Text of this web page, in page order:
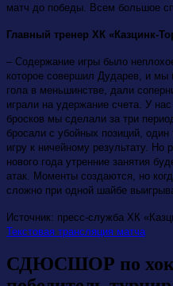
матч до победы. Всем большое
Главный тренер ХК «Казцинк-
– Содержание игры было
которое совершил Дударев, и мы
гола в меньшинстве, дали
играли на удержание счета. У
бросков мы сделали за три
бросали с убойных позиций,
игру к ничейному результату. Но
нового года утренние занятия
атак. Моменты создаются, но
сложно при одной шайбе
Источник: пресс-служба ХК
Текстовая трансляция матча
СДЮСШОР по